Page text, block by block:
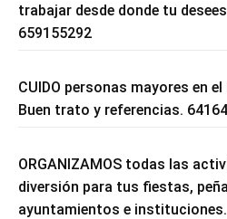
trabajar desde donde tu
659155292
CUIDO personas mayores en
Buen trato y referencias.
ORGANIZAMOS todas las
diversión para tus fiestas,
ayuntamientos e